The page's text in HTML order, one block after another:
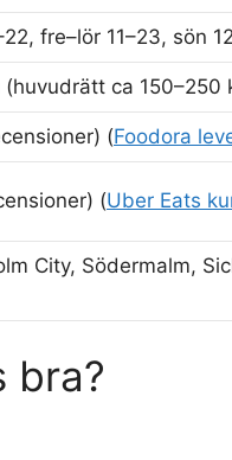
fre–lör 11–23, sön
(huvudrätt ca 150–250
(Foodora
(Uber Eats
City, Södermalm,
bra?